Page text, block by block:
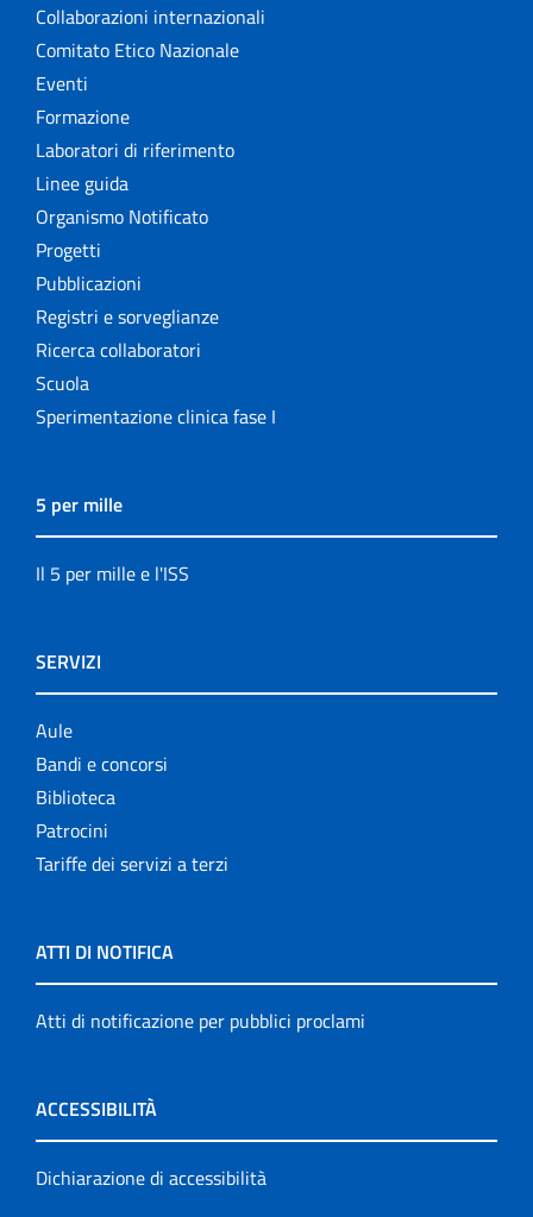
Collaborazioni internazionali
Comitato Etico Nazionale
Eventi
Formazione
Laboratori di riferimento
Linee guida
Organismo Notificato
Progetti
Pubblicazioni
Registri e sorveglianze
Ricerca collaboratori
Scuola
Sperimentazione clinica fase I
5 per mille
Il 5 per mille e l'ISS
SERVIZI
Aule
Bandi e concorsi
Biblioteca
Patrocini
Tariffe dei servizi a terzi
ATTI DI NOTIFICA
Atti di notificazione per pubblici proclami
ACCESSIBILITÀ
Dichiarazione di accessibilità